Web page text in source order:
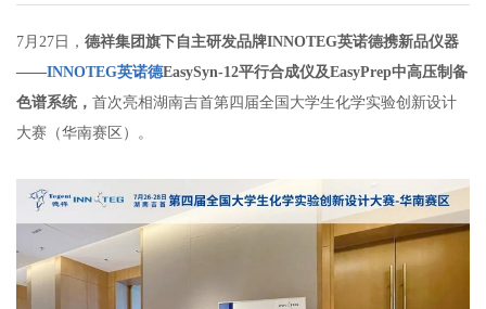
7月27日， 德祥集团旗下自主研发品牌INNOTEG英诺德携新品仪器
——INNOTEG英诺德EasySyn-12平行合成仪及EasyPrep中高压制备
色谱系统， 首次亮相湖南吉首第四届全国大学生化学实验创新设计
大赛（华南赛区）。